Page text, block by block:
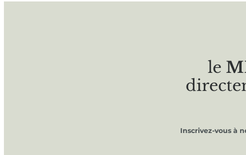
le
Inscrivez-vous à